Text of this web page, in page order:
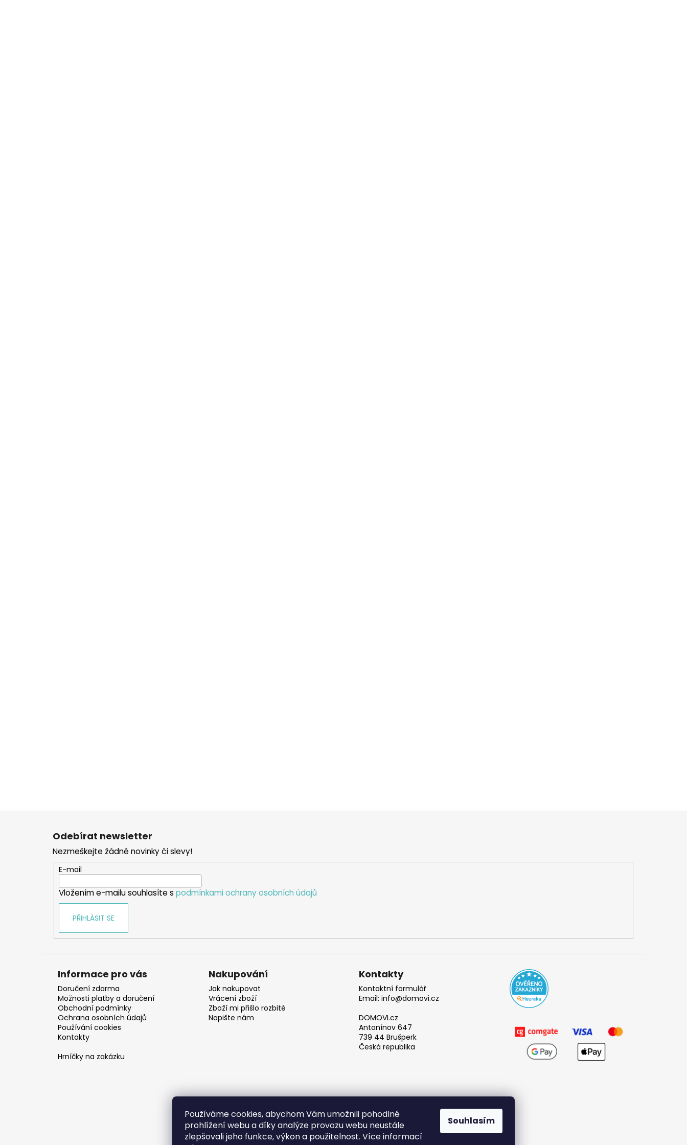
Používáme cookies, abychom Vám umožnili pohodlné
prohlížení webu a díky analýze provozu webu neustále
zlepšovali jeho funkce, výkon a použitelnost. Více informací
Souhlasím
Odebírat newsletter
Nezmeškejte žádné novinky či slevy!
E-mail
Vložením e-mailu souhlasíte s podmínkami ochrany osobních údajů
PŘIHLÁSIT SE
Informace pro vás
Doručení zdarma
Možnosti platby a doručení
Obchodní podmínky
Ochrana osobních údajů
Používání cookies
Kontakty
Hrníčky na zakázku
Nakupování
Jak nakupovat
Vrácení zboží
Zboží mi přišlo rozbité
Napište nám
Kontakty
Kontaktní formulář
Email: info@domovi.cz
DOMOVI.cz
Antonínov 647
739 44 Brušperk
Česká republika
Obchodní podmínky